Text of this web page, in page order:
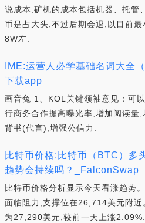
说成本,矿机的成本包括机器、托管
币是占大头,不过后期会退,以目前
8W左.
IME:运营人必学基础名词大全
下载app
画音兔 1、KOL关键领袖意见：可
行商务合作提高曝光率,增加阅读量
背书(代言),增强公信力.
比特币价格:比特币（BTC）多
趋势会持续吗？_FalconSwap
比特币价格分析显示今天看涨趋势
面临阻力,支撑位在26,714美元附
为27,290美元,较前一天上涨2.09%.